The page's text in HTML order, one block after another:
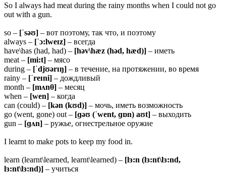
So I always had meat during the rainy months when I could not go
out with a gun.
so – [ˈsəʊ] – вот поэтому, так что, и поэтому
always – [ˈɔ:lweɪz] – всегда
have\has (had, had) – [həv\hæz (həd, hæd)] – иметь
meat – [mi:t] – мясо
during – [ˈdjʊərɪŋ] – в течение, на протяжении, во время
rainy – [ˈreɪni] – дождливый
month – [mʌnθ] – месяц
when – [wen] – когда
can (could) – [kən (kʊd)] – мочь, иметь возможность
go (went, gone) out – [ɡəʊ (ˈwent, ɡɒn) aʊt] – выходить
gun – [ɡʌn] – ружье, огнестрельное оружие
I learnt to make pots to keep my food in.
learn (learnt\learned, learnt\learned) – [lɜ:n (lɜ:nt\lɜ:nd,
lɜ:nt\lɜ:nd)] – учиться